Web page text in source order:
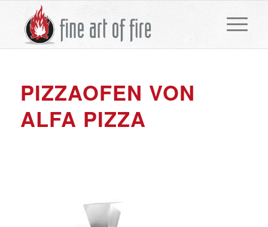
PIZZAOFEN VON
ALFA PIZZA